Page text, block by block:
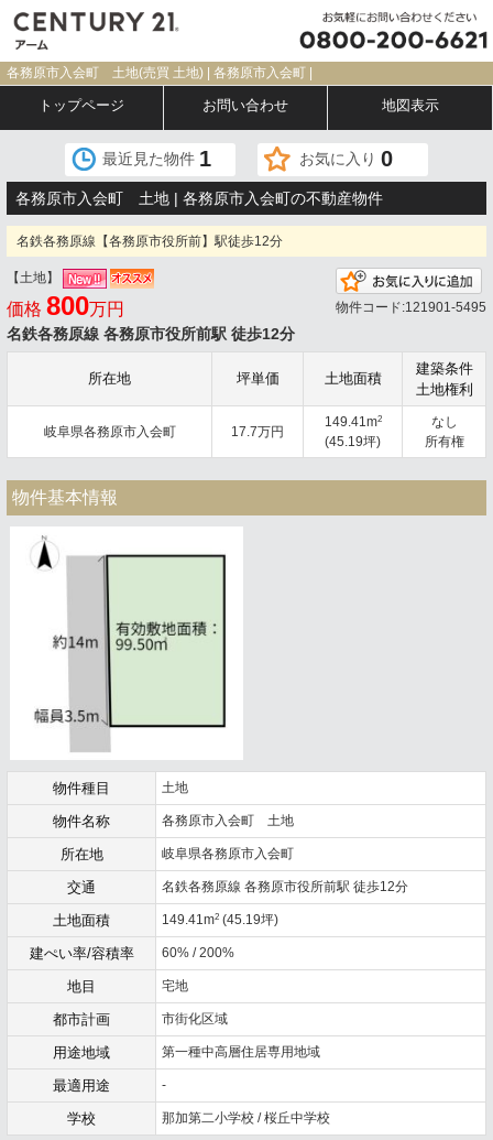
各務原市入会町 土地(売買 土地) | 各務原市入会町 |
トップページ お問い合わせ 地図表示
最近見た物件 1 お気に入り 0
各務原市入会町 土地 | 各務原市入会町の不動産物件
名鉄各務原線【各務原市役所前】駅徒歩12分
【土地】
価格 800万円
名鉄各務原線 各務原市役所前駅 徒歩12分
物件コード:121901-5495
所在地 坪単価 土地面積
建築条件
土地権利
岐阜県各務原市入会町 17.7万円
149.41m2
(45.19坪)
なし
所有権
物件基本情報
物件種目 土地
物件名称 各務原市入会町 土地
所在地 岐阜県各務原市入会町
交通 名鉄各務原線 各務原市役所前駅 徒歩12分
土地面積 149.41m2 (45.19坪)
建ぺい率/容積率 60% / 200%
地目 宅地
都市計画 市街化区域
用途地域 第一種中高層住居専用地域
最適用途 -
学校 那加第二小学校 / 桜丘中学校